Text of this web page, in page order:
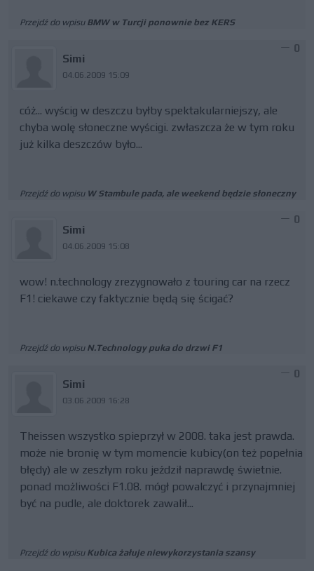
Przejdź do wpisu BMW w Turcji ponownie bez KERS
Simi
04.06.2009 15:09
0
cóż... wyścig w deszczu byłby spektakularniejszy, ale
chyba wolę słoneczne wyścigi. zwłaszcza że w tym roku
już kilka deszczów było...
Przejdź do wpisu W Stambule pada, ale weekend będzie słoneczny
Simi
04.06.2009 15:08
0
wow! n.technology zrezygnowało z touring car na rzecz
F1! ciekawe czy faktycznie będą się ścigać?
Przejdź do wpisu N.Technology puka do drzwi F1
Simi
03.06.2009 16:28
0
Theissen wszystko spieprzył w 2008. taka jest prawda.
może nie bronię w tym momencie kubicy(on też popełnia
błędy) ale w zeszłym roku jeździł naprawdę świetnie.
ponad możliwości F1.08. mógł powalczyć i przynajmniej
być na pudle, ale doktorek zawalił...
Przejdź do wpisu Kubica żałuje niewykorzystania szansy